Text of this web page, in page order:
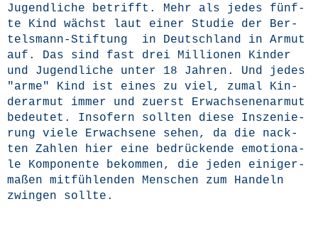
Jugend­li­che betrifft. Mehr als jedes fünf­
te Kind wächst laut einer Stu­die der Ber­
tels­mann-Stif­tung in Deutsch­land in Armut
auf. Das sind fast drei Mil­lio­nen Kin­der
und Jugend­li­che unter 18 Jah­ren. Und jedes
"arme" Kind ist eines zu viel, zumal Kin­
der­ar­mut immer und zuerst Erwach­se­nen­ar­mut
bedeu­tet. Inso­fern soll­ten die­se Insze­nie­
rung vie­le Erwach­se­ne sehen, da die nack­
ten Zah­len hier eine bedrü­cken­de emo­tio­na­
le Kom­po­nen­te bekom­men, die jeden eini­ger­
ma­ßen mit­füh­len­den Men­schen zum Han­deln
zwin­gen sollte.